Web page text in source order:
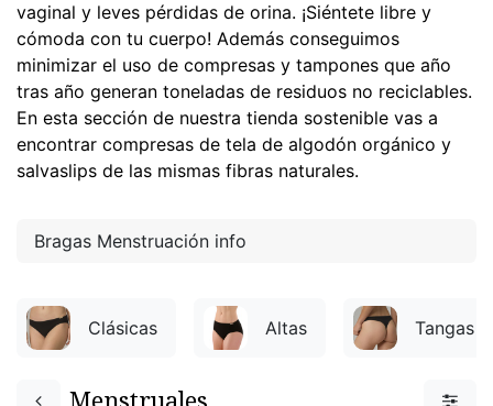
vaginal y leves pérdidas de orina. ¡Siéntete libre y
cómoda con tu cuerpo! Además conseguimos
minimizar el uso de compresas y tampones que año
tras año generan toneladas de residuos no reciclables.
En esta sección de nuestra tienda sostenible vas a
encontrar compresas de tela de algodón orgánico y
salvaslips de las mismas fibras naturales.
Bragas Menstruación info
Clásicas Altas Tangas